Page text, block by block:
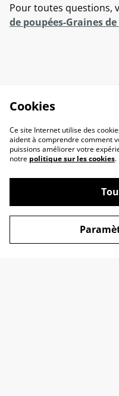
Pour toutes questions,
de poupées-Graines
Cookies
Ce site Internet utilise des
aident à comprendre comment
puissions améliorer votre
notre politique sur les cookies.